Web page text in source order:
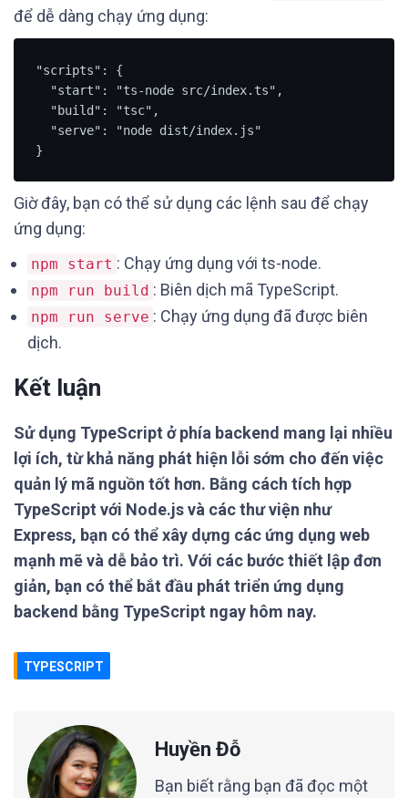
để dễ dàng chạy ứng dụng:
"scripts": {
}
Giờ đây, bạn có thể sử dụng các lệnh sau để chạy
ứng dụng:
npm start : Chạy ứng dụng với ts-node.
npm run build : Biên dịch mã TypeScript.
npm run serve : Chạy ứng dụng đã được biên
dịch.
Kết luận
Sử dụng TypeScript ở phía backend mang lại nhiều
lợi ích, từ khả năng phát hiện lỗi sớm cho đến việc
quản lý mã nguồn tốt hơn. Bằng cách tích hợp
TypeScript với Node.js và các thư viện như
Express, bạn có thể xây dựng các ứng dụng web
mạnh mẽ và dễ bảo trì. Với các bước thiết lập đơn
giản, bạn có thể bắt đầu phát triển ứng dụng
backend bằng TypeScript ngay hôm nay.
TYPESCRIPT
Huyền Đỗ
Bạn biết rằng bạn đã đọc một